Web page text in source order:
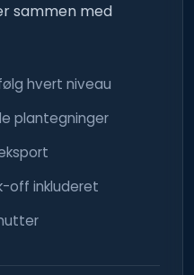
sammen med
hvert niveau
plantegninger
off inkluderet